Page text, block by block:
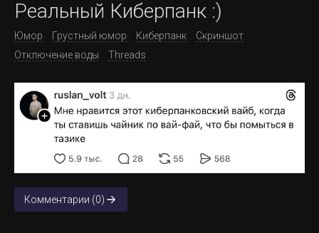
Реальный Киберпанк :)
Юмор Грустный юмор Киберпанк
Скриншот
Отключение воды
Threads
Комментарии (0)